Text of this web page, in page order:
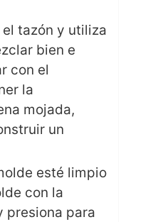
tazón y utiliza
bien e
con el
la
mojada,
un
esté limpio
con la
presiona para